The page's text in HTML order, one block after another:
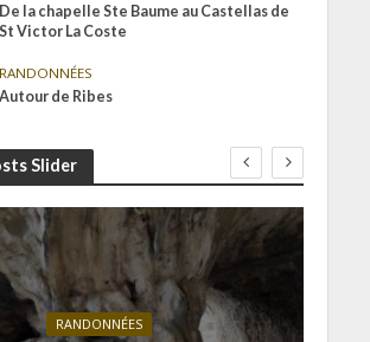
De la chapelle Ste Baume au Castellas de
St Victor La Coste
RANDONNÉES
Autour de Ribes
Slider
RANDONNÉES